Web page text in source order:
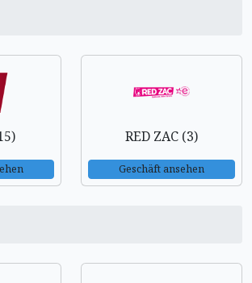
RED ZAC (3)
Geschäft ansehen